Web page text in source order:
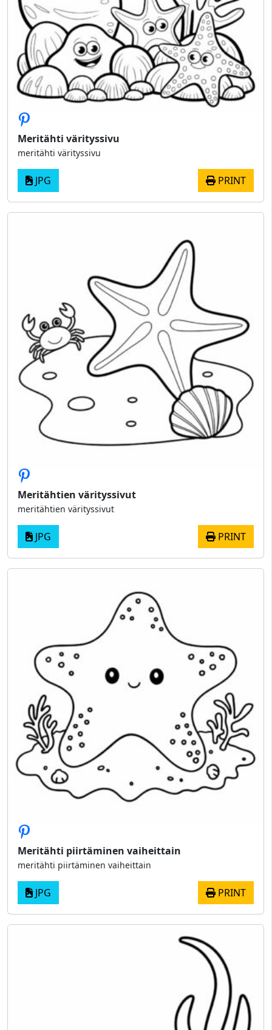
Meritähti värityssivu
meritähti värityssivu
JPG PRINT
Meritähtien värityssivut
meritähtien värityssivut
JPG PRINT
Meritähti piirtäminen vaiheittain
meritähti piirtäminen vaiheittain
JPG PRINT